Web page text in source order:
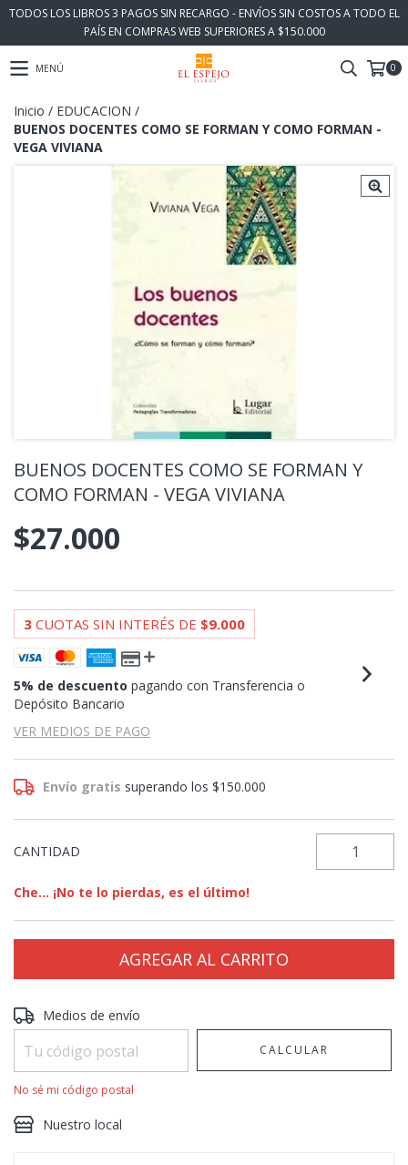
TODOS LOS LIBROS 3 PAGOS SIN RECARGO - ENVÍOS SIN COSTOS A TODO EL
PAÍS EN COMPRAS WEB SUPERIORES A $150.000
MENÚ 0
Inicio / EDUCACION /
BUENOS DOCENTES COMO SE FORMAN Y COMO FORMAN -
VEGA VIVIANA
BUENOS DOCENTES COMO SE FORMAN Y
COMO FORMAN - VEGA VIVIANA
$27.000
3 CUOTAS SIN INTERÉS DE $9.000
5% de descuento pagando con Transferencia o
Depósito Bancario
VER MEDIOS DE PAGO
Envío gratis superando los$150.000
CANTIDAD
Che... ¡No te lo pierdas, es el último!
Entregas para el CP:
Medios de envío
CALCULAR
No sé mi código postal
Nuestro local